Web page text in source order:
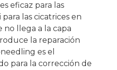
eficaz para las
las cicatrices en
no llega a la capa
la reparación
es el
para la corrección de